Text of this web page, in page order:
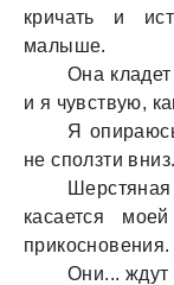
кричaть и
мaлыше.
Онa
и я чувствую,
Я
не сползти вниз.
кaсaется
прикосновения.
Они... ждут